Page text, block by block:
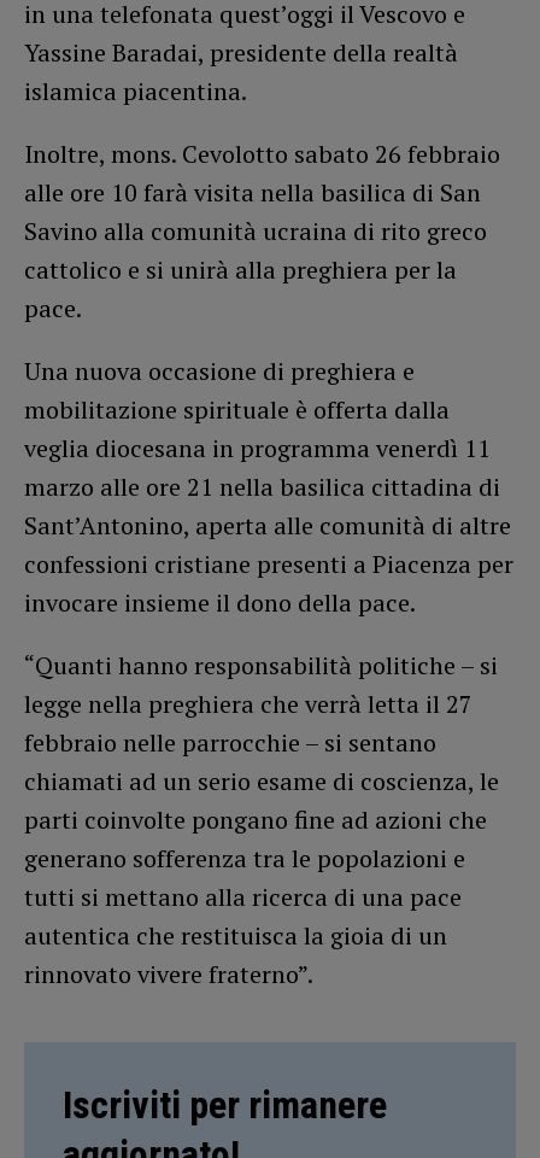
in una telefonata quest’oggi il Vescovo e
Yassine Baradai, presidente della realtà
islamica piacentina.
Inoltre, mons. Cevolotto sabato 26 febbraio
alle ore 10 farà visita nella basilica di San
Savino alla comunità ucraina di rito greco
cattolico e si unirà alla preghiera per la
pace.
Una nuova occasione di preghiera e
mobilitazione spirituale è offerta dalla
veglia diocesana in programma venerdì 11
marzo alle ore 21 nella basilica cittadina di
Sant’Antonino, aperta alle comunità di altre
confessioni cristiane presenti a Piacenza per
invocare insieme il dono della pace.
“Quanti hanno responsabilità politiche – si
legge nella preghiera che verrà letta il 27
febbraio nelle parrocchie – si sentano
chiamati ad un serio esame di coscienza, le
parti coinvolte pongano fine ad azioni che
generano sofferenza tra le popolazioni e
tutti si mettano alla ricerca di una pace
autentica che restituisca la gioia di un
rinnovato vivere fraterno”.
Iscriviti per rimanere